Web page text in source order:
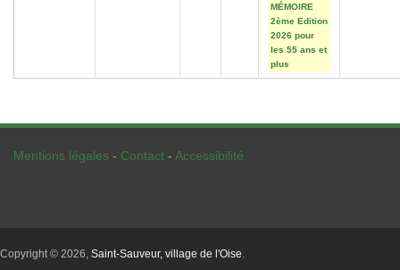
MÉMOIRE
2ème Edition
2026 pour
les 55 ans et
plus
Mentions légales - Contact - Accessibilité
Copyright © 2026, Saint-Sauveur, village de l'Oise.